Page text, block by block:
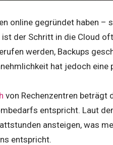
online gegründet haben
der Schritt in die Cloud
werden, Backups
hat jedoch
von Rechenzentren beträgt
entspricht. Laut
ansteigen, was
entspricht.